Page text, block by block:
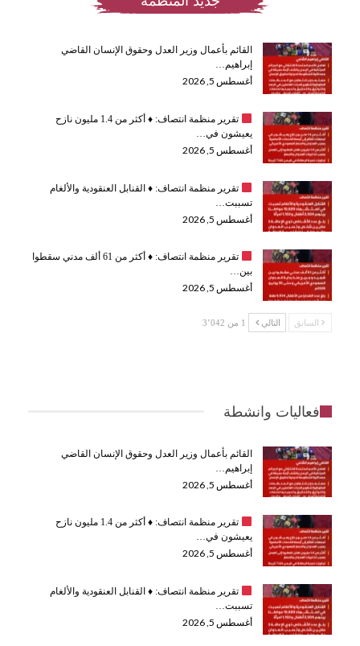
القائم بأعمال وزير العدل وحقوق الإنسان القاضي
إبراهيم…
أغسطس 5, 2026
تقرير منظمة انتصاف: ♦️
أكثر من 1.4 مليون نازح
يعيشون في…
أغسطس 5, 2026
تقرير منظمة انتصاف: ♦️القنابل العنقودية والألغام
تسببت…
أغسطس 5, 2026
تقرير منظمة انتصاف: ♦️
أكثر من 61 ألف مدني سقطوا
بين…
أغسطس 5, 2026
السابق التالي 1 من 3٬042
فعاليات وانشطة
القائم بأعمال وزير العدل وحقوق الإنسان القاضي
إبراهيم…
أغسطس 5, 2026
تقرير منظمة انتصاف: ♦️
أكثر من 1.4 مليون نازح
يعيشون في…
أغسطس 5, 2026
تقرير منظمة انتصاف: ♦️القنابل العنقودية والألغام
تسببت…
أغسطس 5, 2026